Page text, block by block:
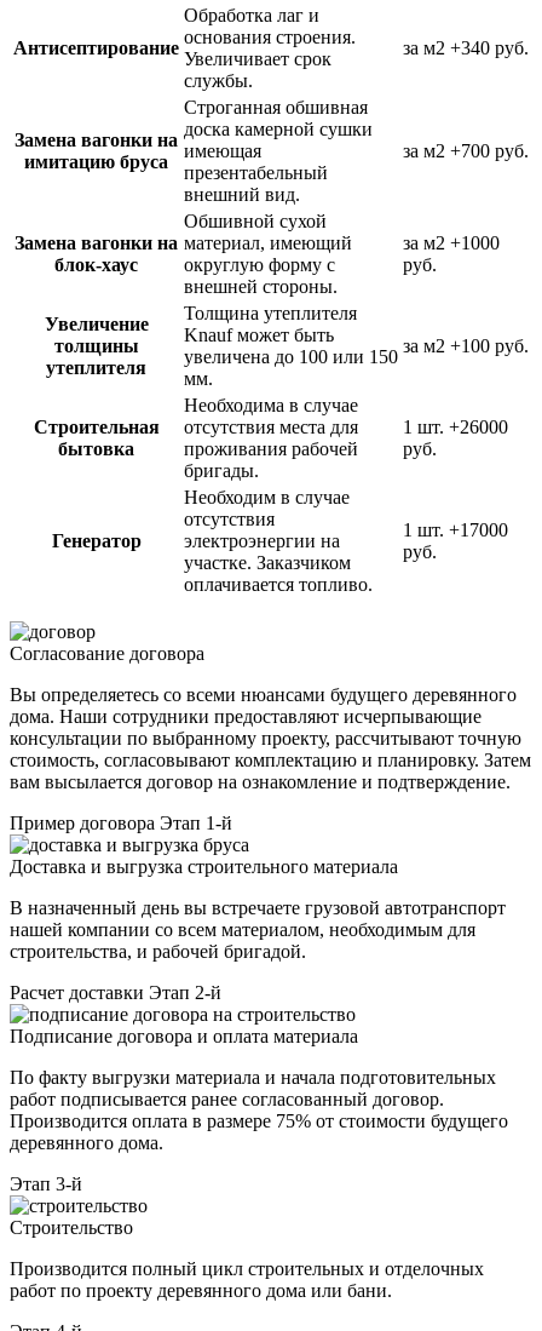
Антисептирование
Обработка лаг и
основания строения.
Увеличивает срок
службы.
за м2 +340 руб.
Замена вагонки на
имитацию бруса
Строганная обшивная
доска камерной сушки
имеющая
презентабельный
внешний вид.
за м2 +700 руб.
Замена вагонки на
блок-хаус
Обшивной сухой
материал, имеющий
округлую форму с
внешней стороны.
за м2 +1000
руб.
Увеличение
толщины
утеплителя
Толщина утеплителя
Knauf может быть
увеличена до 100 или 150
мм.
за м2 +100 руб.
Строительная
бытовка
Необходима в случае
отсутствия места для
проживания рабочей
бригады.
1 шт. +26000
руб.
Генератор
Необходим в случае
отсутствия
электроэнергии на
участке. Заказчиком
оплачивается топливо.
1 шт. +17000
руб.
Согласование договора
Вы определяетесь со всеми нюансами будущего деревянного
дома. Наши сотрудники предоставляют исчерпывающие
консультации по выбранному проекту, рассчитывают точную
стоимость, согласовывают комплектацию и планировку. Затем
вам высылается договор на ознакомление и подтверждение.
Пример договора Этап 1-й
Доставка и выгрузка строительного материала
В назначенный день вы встречаете грузовой автотранспорт
нашей компании со всем материалом, необходимым для
строительства, и рабочей бригадой.
Расчет доставки Этап 2-й
Подписание договора и оплата материала
По факту выгрузки материала и начала подготовительных
работ подписывается ранее согласованный договор.
Производится оплата в размере 75% от стоимости будущего
деревянного дома.
Этап 3-й
Строительство
Производится полный цикл строительных и отделочных
работ по проекту деревянного дома или бани.